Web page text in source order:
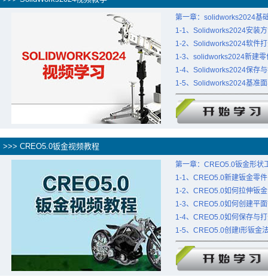
第一章：solidworks2024基
1-1、Solidworks2024安装
1-2、Solidworks2024软件
1-3、solidworks2024新建零
1-4、Solidworks2024保存
1-5、Solidworks2024基准
>>> CREO5.0钣金视频教程
第一章：CREO5.0钣金形状
1-1、CREO5.0新建钣金零
1-2、CREO5.0如何拉伸钣金
1-3、CREO5.0如何创建平
1-4、CREO5.0如何保存与
1-5、CREO5.0创建I形钣金